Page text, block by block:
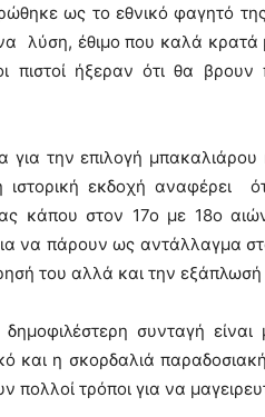
ως το εθνικό φαγητό
λύση, έθιμο που καλά κρατά
πιστοί ήξεραν ότι θα
για την επιλογή
εκδοχή αναφέρει
κάπου στον 17ο με 18ο
να πάρουν ως αντάλλαγμα
του αλλά και την
συνταγή
και η σκορδαλιά
πολλοί τρόποι για να